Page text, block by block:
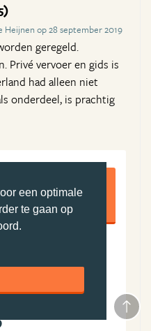
een optimale
te gaan op
op 28 september 2019
geregeld.
Privé vervoer en gids is
had alleen niet
onderdeel, is prachtig